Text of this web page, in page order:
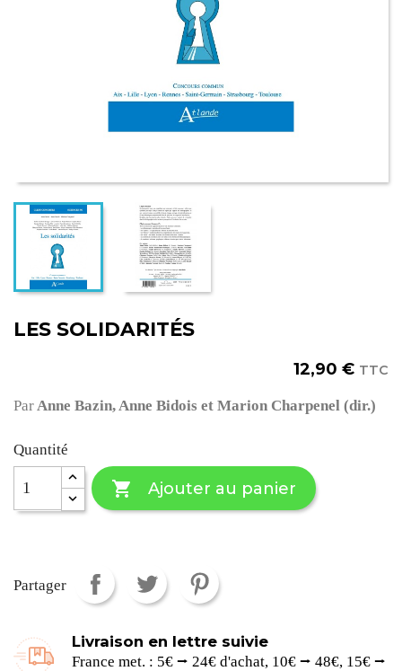
LES SOLIDARITÉS
12,90 € TTC
ParAnne Bazin, Anne Bidois et Marion Charpenel (dir.)
Quantité
 Ajouter au panier
Partager
Livraison en lettre suivie
France met. : 5€ ⭢ 24€ d'achat, 10€ ⭢ 48€, 15€ ⭢